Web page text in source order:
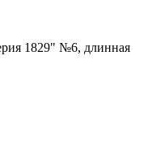
1829" №6, длинная